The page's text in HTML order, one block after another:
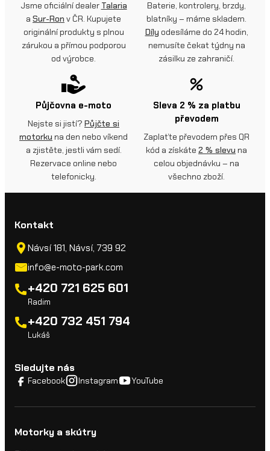
Jsme oficiální dealer Talaria
a Sur-Ron v ČR. Kupujete
originální produkty s plnou
zárukou a přímou podporou
od výrobce.
Baterie, kontrolery, brzdy,
blatníky – máme skladem.
Díly odesíláme do 24 hodin,
nemusíte čekat týdny na
zásilku ze zahraničí.
Půjčovna e-moto
Nejste si jistí? Půjčte si
motorku na den nebo víkend
a zjistěte, jestli vám sedí.
Rezervace online nebo
telefonicky.
Sleva 2 % za platbu
převodem
Zaplaťte převodem přes QR
kód a získáte 2 % slevu na
celou objednávku – na
všechno zboží.
Kontakt
Návsí 181, Návsí, 739 92
info@e-moto-park.com
+420 721 625 601
Radim
+420 732 451 794
Lukáš
Sledujte nás
Facebook Instagram YouTube
Motorky a skútry